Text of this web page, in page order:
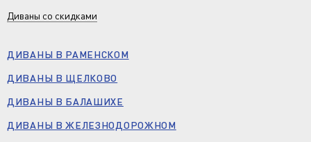
Диваны со скидками
ДИВАНЫ В РАМЕНСКОМ
ДИВАНЫ В ЩЕЛКОВО
ДИВАНЫ В БАЛАШИХЕ
ДИВАНЫ В ЖЕЛЕЗНОДОРОЖНОМ